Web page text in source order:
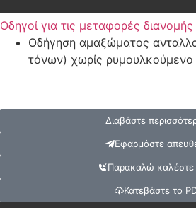
Οδηγοί για τις μεταφορές
Οδήγηση αμαξώματος
τόνων) χωρίς ρυμουλκούμενο
Διαβάστε
Εφαρμόστε
Παρακαλώ καλέστε
Κατεβάστε το